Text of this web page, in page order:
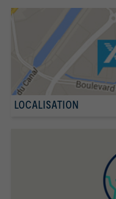
LOCALISATION